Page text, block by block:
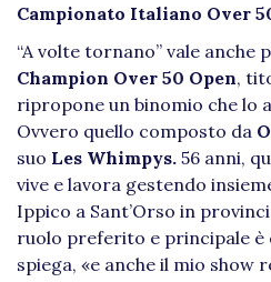
Campionato Italiano Over
“A volte tornano” vale anche
Champion Over 50 Open,
ripropone un binomio che lo
Ovvero quello composto da
suo Les Whimpys. 56 anni,
vive e lavora gestendo
Ippico a Sant’Orso in
ruolo preferito e principale
spiega, «e anche il mio show